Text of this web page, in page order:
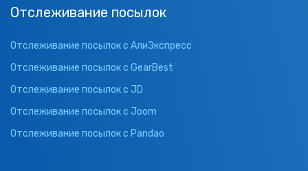
Отслеживание посылок
Отслеживание посылок с АлиЭкспресс
Отслеживание посылок с GearBest
Отслеживание посылок с JD
Отслеживание посылок с Joom
Отслеживание посылок с Pandao